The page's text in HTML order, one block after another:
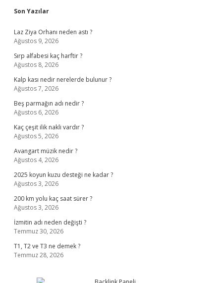
Sidebar
Son Yazılar
Laz Ziya Orhanı neden astı ?
Ağustos 9, 2026
Sırp alfabesi kaç harftir ?
Ağustos 8, 2026
Kalp kası nedir nerelerde bulunur ?
Ağustos 7, 2026
Beş parmağın adı nedir ?
Ağustos 6, 2026
Kaç çeşit ilik nakli vardır ?
Ağustos 5, 2026
Avangart müzik nedir ?
Ağustos 4, 2026
2025 koyun kuzu desteği ne kadar ?
Ağustos 3, 2026
200 km yolu kaç saat sürer ?
Ağustos 3, 2026
İzmitin adı neden değişti ?
Temmuz 30, 2026
T1, T2 ve T3 ne demek ?
Temmuz 28, 2026